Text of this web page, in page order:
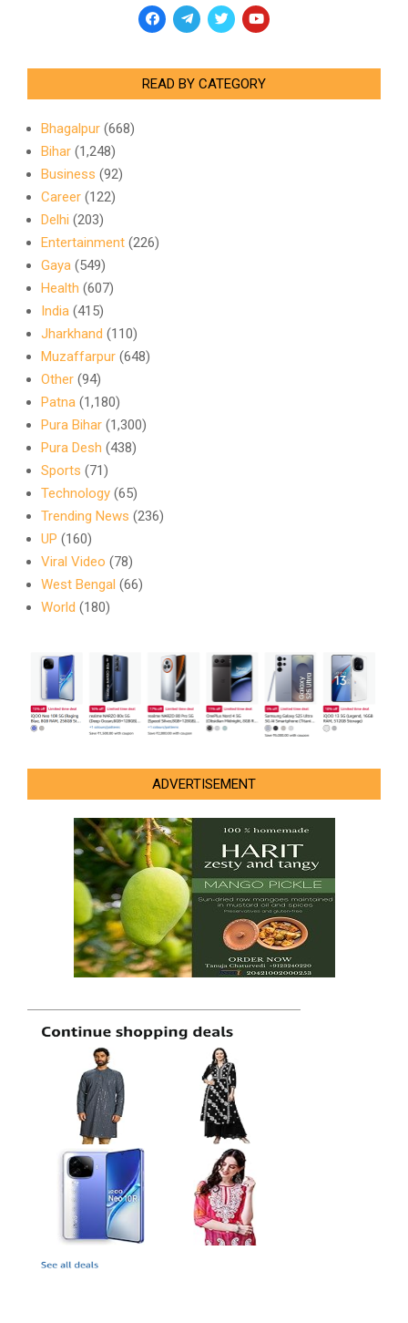
READ BY CATEGORY
Bhagalpur (668)
Bihar (1,248)
Business (92)
Career (122)
Delhi (203)
Entertainment (226)
Gaya (549)
Health (607)
India (415)
Jharkhand (110)
Muzaffarpur (648)
Other (94)
Patna (1,180)
Pura Bihar (1,300)
Pura Desh (438)
Sports (71)
Technology (65)
Trending News (236)
UP (160)
Viral Video (78)
West Bengal (66)
World (180)
ADVERTISEMENT